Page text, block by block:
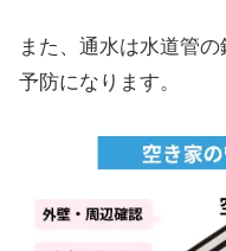
また、通水は水道管
予防になります。